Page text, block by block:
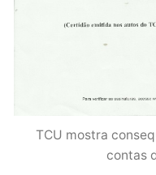
TCU mostra
contas